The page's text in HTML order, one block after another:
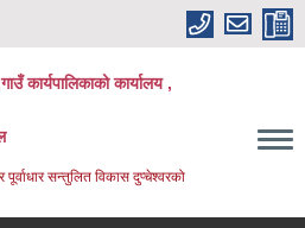
कार्यपालिकाको कार्यालय ,
सन्तुलित विकास दुप्चेश्वरको